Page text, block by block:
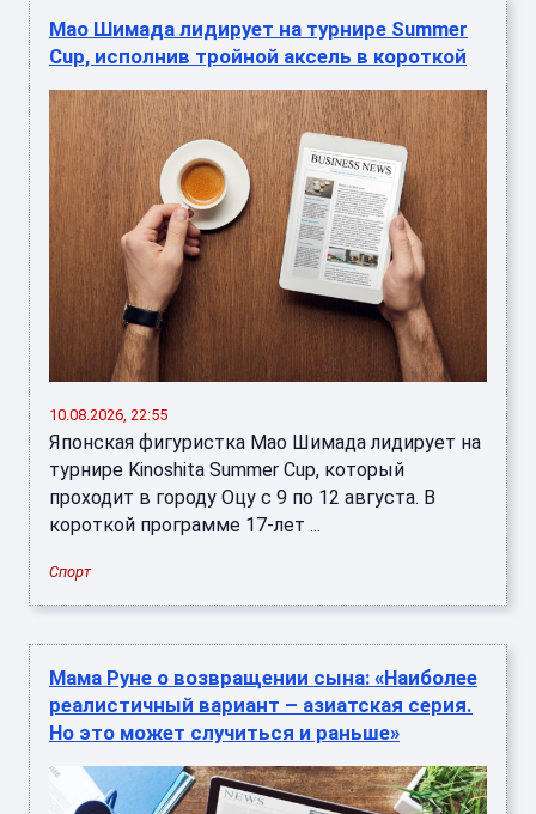
Мао Шимада лидирует на турнире Summer
Cup, исполнив тройной аксель в короткой
10.08.2026, 22:55
Японская фигуристка Мао Шимада лидирует на
турнире Kinoshita Summer Cup, который
проходит в городу Оцу с 9 по 12 августа. В
короткой программе 17-лет ...
Спорт
Мама Руне о возвращении сына: «Наиболее
реалистичный вариант – азиатская серия.
Но это может случиться и раньше»